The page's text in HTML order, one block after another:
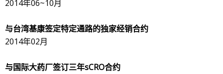
2014年06~10月
与台湾基康签定特定通路的独家经销合约
2014年02月
与国际大药厂签订三年sCRO合约